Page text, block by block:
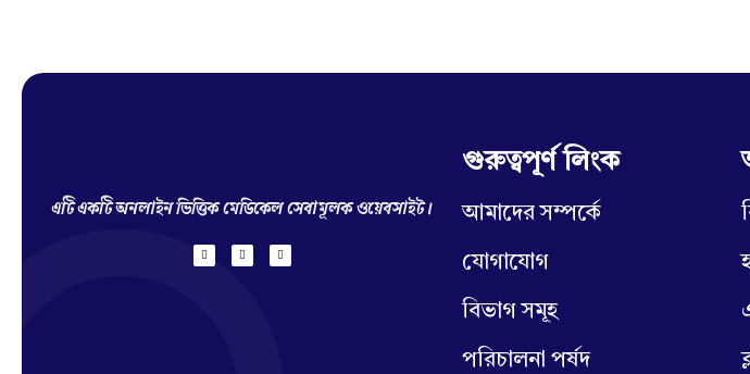
এটি একটি অনলাইন ভিত্তিক মেডিকেল সেবামূলক ওয়েবসাইট।
গুরুত্বপূর্ণ লিংক
আমাদের সম্পর্কে
যোগাযোগ
বিভাগ সমূহ
পরিচালনা পর্ষদ